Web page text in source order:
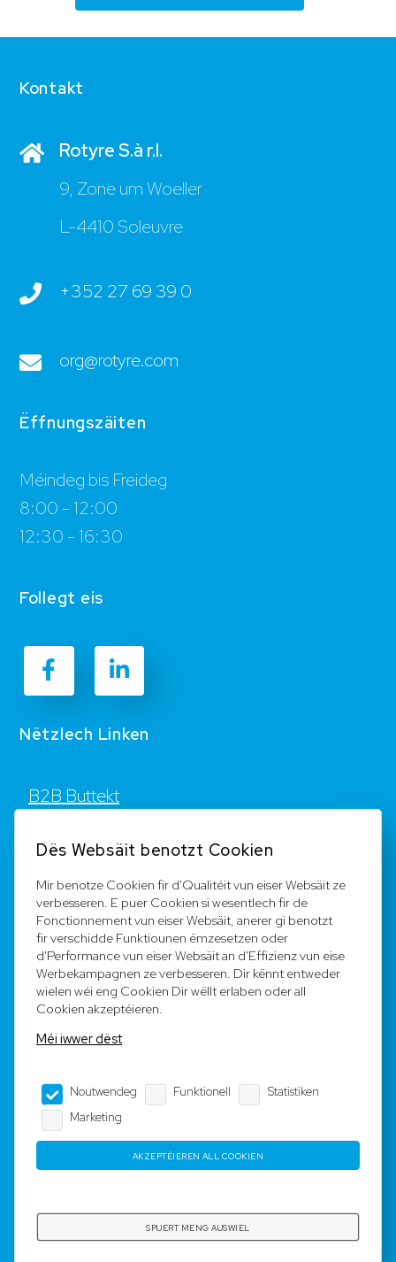
Kontakt
Rotyre S.à r.l.
9, Zone um Woeller
L-4410 Soleuvre
+352 27 69 39 0
org@rotyre.com
Ëffnungszäiten
Méindeg bis Freideg
8:00 - 12:00
12:30 - 16:30
Follegt eis
Nëtzlech Linken
B2B Buttekt
Registréieren
Equipe
Legal Notice
Impressum
Dateschutz
3W.LU
Dës Websäit benotzt Cookien
Mir benotze Cookien fir d'Qualitéit vun eiser Websäit ze
verbesseren. E puer Cookien si wesentlech fir de
Fonctionnement vun eiser Websäit, anerer gi benotzt
fir verschidde Funktiounen ëmzesetzen oder
d'Performance vun eiser Websäit an d'Effizienz vun eise
Werbekampagnen ze verbesseren. Dir kënnt entweder
wielen wéi eng Cookien Dir wëllt erlaben oder all
Cookien akzeptéieren.
Méi iwwer dëst
Noutwendeg Funktionell
Statistiken
Marketing
AKZEPTÉIEREN ALL COOKIEN
SPUERT MENG AUSWIEL